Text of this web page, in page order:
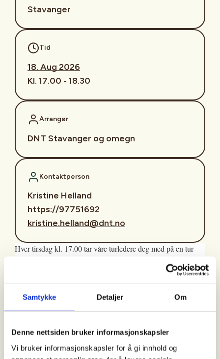
Samtykke Detaljer Om
Denne nettsiden bruker informasjonskapsler
Vi bruker informasjonskapsler for å gi innhold og
Stavanger
Tid
18. Aug 2026
Kl. 17.00 - 18.30
Arrangør
DNT Stavanger og omegn
Kontaktperson
Kristine Helland
https://97751692
kristine.helland@dnt.no
Hver tirsdag kl. 17.00 tar våre turledere deg med på en tur
turområder. Vi går en tur på 1,5 til 2 timer i «raskt» tempo.
Det vil si raskt nok til at du blir litt svett på ryggen.
Målgruppa for turen er deg som er pluss/minus 60 år, og som
ønsker en ettermiddagstur i et greit tempo. Det er selvfølgelig
også åpent for de som er yngre og eldre enn 60.
Frammøte: Sørmarka Arena